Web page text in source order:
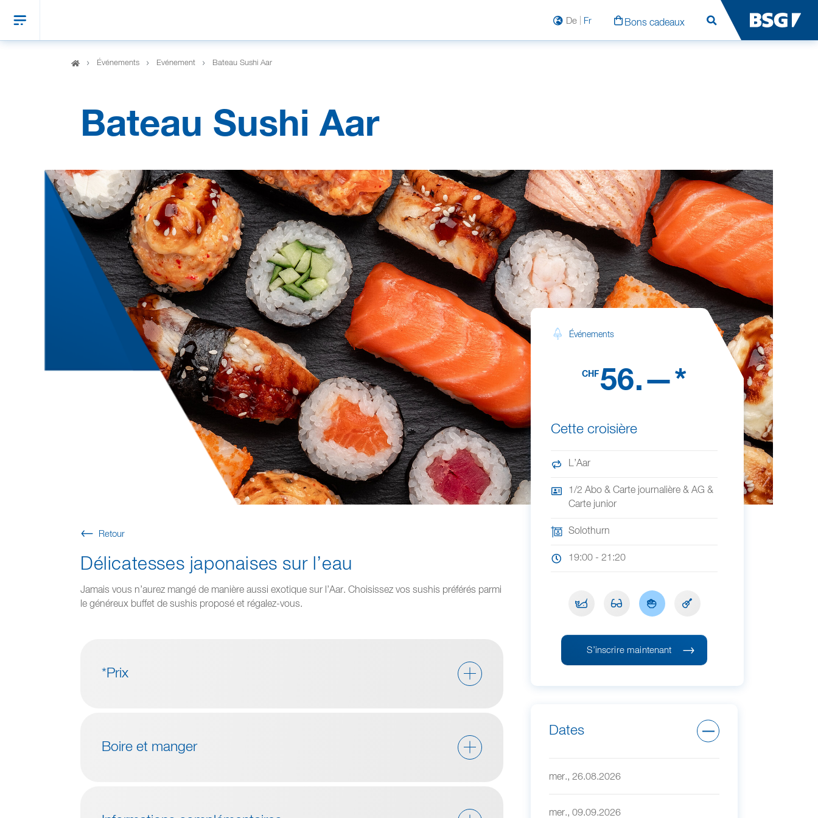
De Fr Bons cadeaux Rechercher
Événements Evénement Bateau Sushi Aar
Bateau Sushi Aar
Retour
Délicatesses japonaises sur l’eau
Jamais vous n’aurez mangé de manière aussi exotique sur l’Aar. Choisissez vos sushis préférés parmi
le généreux buffet de sushis proposé et régalez-vous.
*Prix
Boire et manger
Événements
CHF 56.—*
Cette croisière
L’Aar
1/2 Abo & Carte journalière & AG &
Carte junior
Solothurn
19:00 - 21:20
S’inscrire maintenant
Dates
mer., 26.08.2026
mer., 09.09.2026